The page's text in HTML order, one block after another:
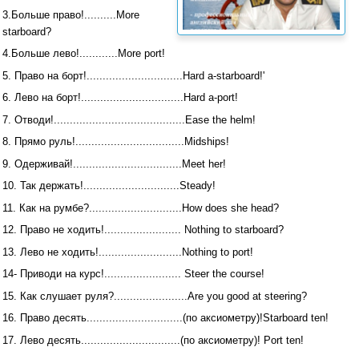
3.Больше право!..........More
starboard?
4.Больше лево!............More port!
5. Право на борт!..............................Hard a-starboard!'
6. Лево на борт!................................Hard a-port!
7. Отводи!.........................................Ease the helm!
8. Прямо руль!..................................Midships!
9. Одерживай!..................................Meet her!
10. Так держать!..............................Steady!
11. Как на румбе?.............................How does she head?
12. Право не ходить!........................ Nothing to starboard?
13. Лево не ходить!..........................Nothing to port!
14- Приводи на курс!........................ Steer the course!
15. Как слушает руля?.......................Are you good at steering?
16. Право десять..............................(по аксиометру)!Starboard ten!
17. Лево десять...............................(по аксиометру)! Port ten!